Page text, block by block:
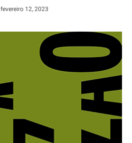
fevereiro 12, 2023